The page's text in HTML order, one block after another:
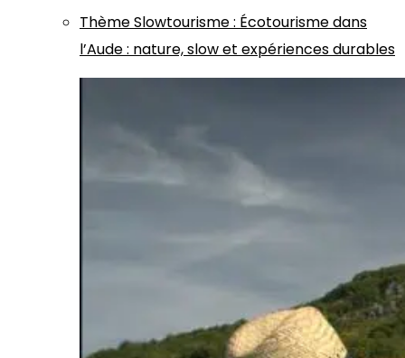
ThèmeSlowtourisme: Écotourisme dans
l’Aude : nature, slow et expériences durables